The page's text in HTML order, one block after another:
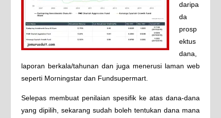
daripa
da
prosp
ektus
dana,
laporan berkala/tahunan dan juga menerusi laman web
seperti Morningstar dan Fundsupermart.
Selepas membuat penilaian spesifik ke atas dana-dana
yang dipilih, sekarang sudah boleh tentukan dana mana